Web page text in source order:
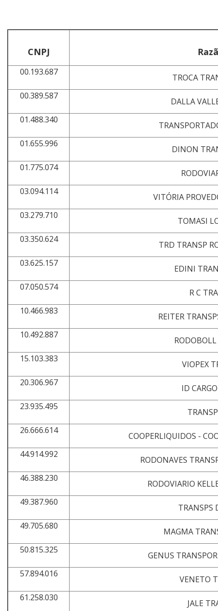
CNPJ
00.193.687
TROCA
00.389.587
DALLA
01.488.340
01.655.996
DINON
01.775.074
03.094.114
VITÓRIA
03.279.710
TOMASI
03.350.624
TRD TRANSP
03.625.157
EDINI
07.050.574
R C
10.466.983
REITER
10.492.887
15.103.383
VIOPEX
20.306.967
ID
23.935.495
26.666.614
COOPERLIQUIDOS -
44.914.992
RODONAVES
46.388.230
RODOVIARIO
49.387.960
TRANSPS
49.705.680
MAGMA
50.815.325
GENUS
57.894.016
VENETO
61.258.030
JALE